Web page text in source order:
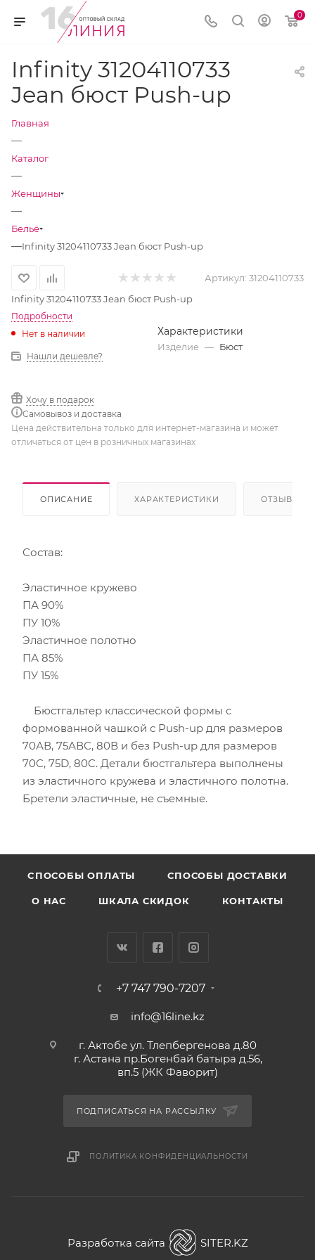
0
Infinity 31204110733
Jean бюст Push-up
Главная
—
Каталог
—
Женщины
—
Бельё
—Infinity 31204110733 Jean бюст Push-up
Артикул: 31204110733
Infinity 31204110733 Jean бюст Push-up
Подробности
Нет в наличии
Нашли дешевле?
Хочу в подарок
Самовывоз и доставка
Характеристики
Изделие — Бюст
Цена действительна только для интернет-магазина и может
отличаться от цен в розничных магазинах
ОПИСАНИЕ ХАРАКТЕРИСТИКИ ОТЗЫВЫ
Состав:
Эластичное кружево
ПА 90%
ПУ 10%
Эластичное полотно
ПА 85%
ПУ 15%
Бюстгальтер классической формы с
формованной чашкой с Push-up для размеров
70АВ, 75АВС, 80В и без Push-up для размеров
70C, 75D, 80C. Детали бюстгальтера выполнены
из эластичного кружева и эластичного полотна.
Бретели эластичные, не съемные.
CПОСОБЫ ОПЛАТЫ СПОСОБЫ ДОСТАВКИ
О НАС ШКАЛА СКИДОК КОНТАКТЫ
+7 747 790-7207
info@16line.kz
г. Актобе ул. Тлепбергенова д.80
г. Астана пр.Богенбай батыра д.56,
вп.5 (ЖК Фаворит)
ПОДПИСАТЬСЯ НА РАССЫЛКУ
ПОЛИТИКА КОНФИДЕНЦИАЛЬНОСТИ
Разработка сайта SITER.KZ